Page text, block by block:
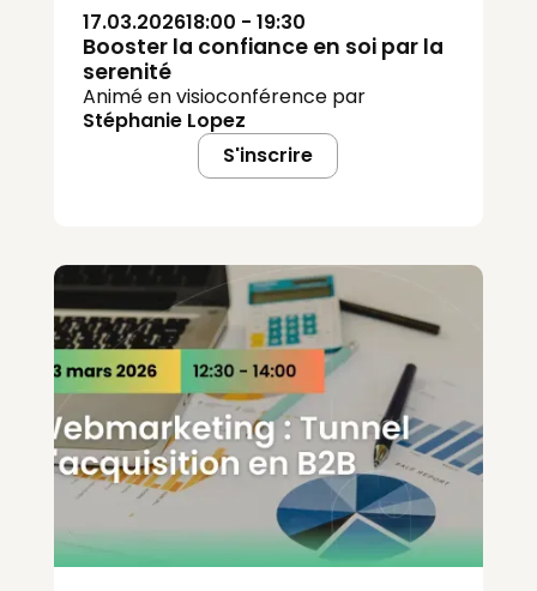
17.03.202618:00 - 19:30
Booster la confiance en soi par la
serenité
Animé en visioconférence par
Stéphanie Lopez
S'inscrire